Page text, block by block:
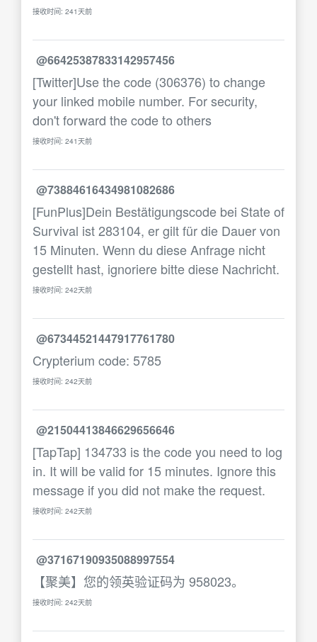
接收时间: 241天前
@66425387833142957456
[Twitter]Use the code (306376) to change
your linked mobile number. For security,
don't forward the code to others
接收时间: 241天前
@73884616434981082686
[FunPlus]Dein Bestätigungscode bei State of
Survival ist 283104, er gilt für die Dauer von
15 Minuten. Wenn du diese Anfrage nicht
gestellt hast, ignoriere bitte diese Nachricht.
接收时间: 242天前
@67344521447917761780
Crypterium code: 5785
接收时间: 242天前
@21504413846629656646
[TapTap] 134733 is the code you need to log
in. It will be valid for 15 minutes. Ignore this
message if you did not make the request.
接收时间: 242天前
@37167190935088997554
【聚美】您的领英验证码为 958023。
接收时间: 242天前